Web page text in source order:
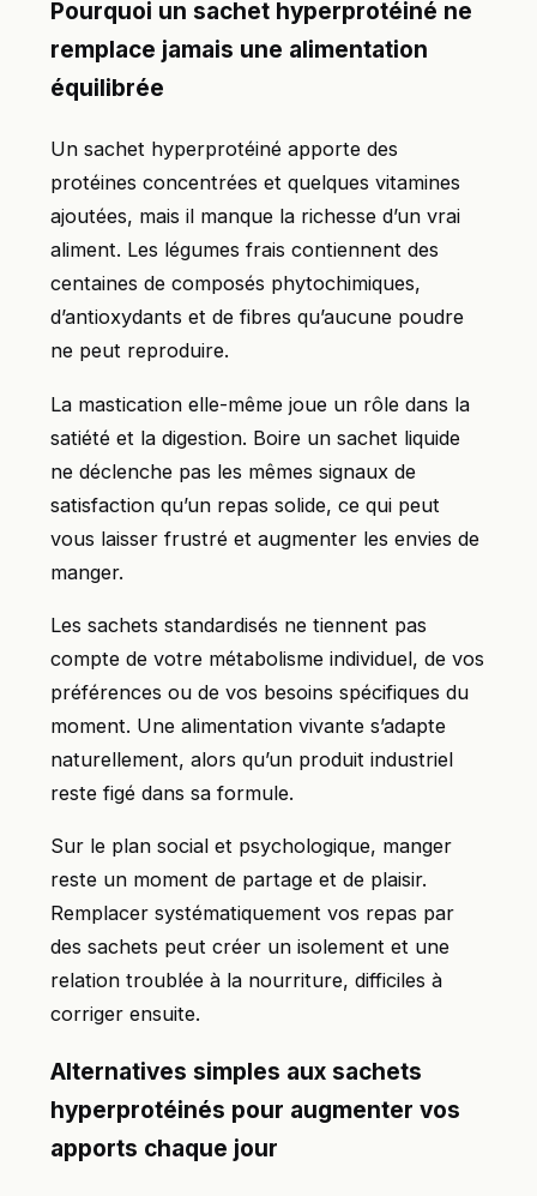
Pourquoi un sachet hyperprotéiné ne
remplace jamais une alimentation
équilibrée
Un sachet hyperprotéiné apporte des
protéines concentrées et quelques vitamines
ajoutées, mais il manque la richesse d’un vrai
aliment. Les légumes frais contiennent des
centaines de composés phytochimiques,
d’antioxydants et de fibres qu’aucune poudre
ne peut reproduire.
La mastication elle-même joue un rôle dans la
satiété et la digestion. Boire un sachet liquide
ne déclenche pas les mêmes signaux de
satisfaction qu’un repas solide, ce qui peut
vous laisser frustré et augmenter les envies de
manger.
Les sachets standardisés ne tiennent pas
compte de votre métabolisme individuel, de vos
préférences ou de vos besoins spécifiques du
moment. Une alimentation vivante s’adapte
naturellement, alors qu’un produit industriel
reste figé dans sa formule.
Sur le plan social et psychologique, manger
reste un moment de partage et de plaisir.
Remplacer systématiquement vos repas par
des sachets peut créer un isolement et une
relation troublée à la nourriture, difficiles à
corriger ensuite.
Alternatives simples aux sachets
hyperprotéinés pour augmenter vos
apports chaque jour